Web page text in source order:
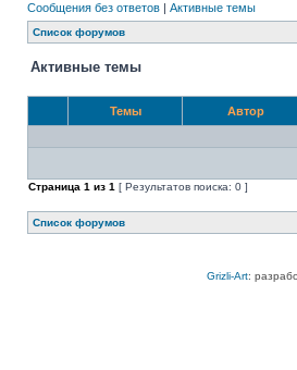
Сообщения без ответов | Активные темы
Список форумов
Активные темы
Темы Автор
Страница 1 из 1 [ Результатов поиска: 0 ]
Список форумов
Grizli-Art: